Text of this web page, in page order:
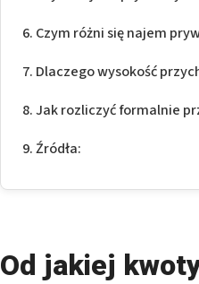
Czym różni się najem
Dlaczego wysokość
Jak rozliczyć formalnie
Źródła:
Od jakiej